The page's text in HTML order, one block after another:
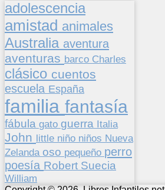
adolescencia
amistad animales
Australia aventura
aventuras barco Charles
clásico cuentos
escuela España
familia fantasía
fábula gato guerra Italia
John little niño niños Nueva
Zelanda oso pequeño perro
poesía Robert Suecia
William